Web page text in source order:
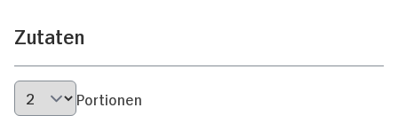
Zutaten
Portionen